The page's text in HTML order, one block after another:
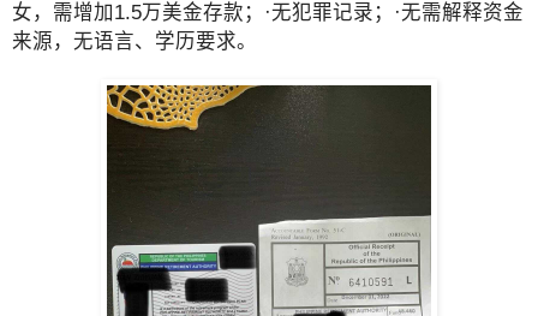
女，需增加1.5万美金存款；·无犯罪记录；·无需解释资金
来源，无语言、学历要求。